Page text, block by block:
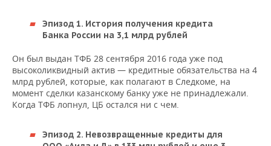
Эпизод 1. История получения кредита
Банка России на 3,1 млрд рублей
Он был выдан ТФБ 28 сентября 2016 года уже под
высоколиквидный актив — кредитные обязательства на 4
млрд рублей, которые, как полагают в Следкоме, на
момент сделки казанскому банку уже не принадлежали.
Когда ТФБ лопнул, ЦБ остался ни с чем.
Эпизод 2. Невозвращенные кредиты для